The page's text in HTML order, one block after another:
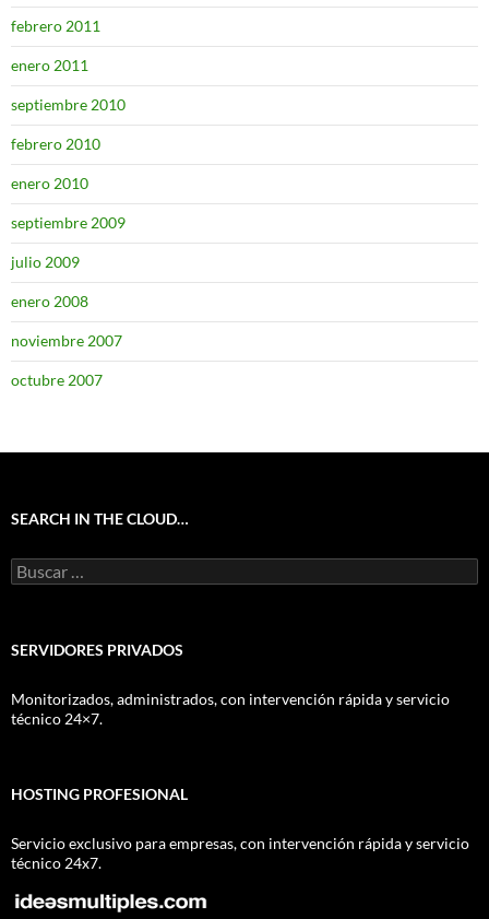
febrero 2011
enero 2011
septiembre 2010
febrero 2010
enero 2010
septiembre 2009
julio 2009
enero 2008
noviembre 2007
octubre 2007
SEARCH IN THE CLOUD…
Buscar:
SERVIDORES PRIVADOS
Monitorizados, administrados, con intervención rápida y servicio
técnico 24×7.
HOSTING PROFESIONAL
Servicio exclusivo para empresas, con intervención rápida y servicio
técnico 24x7.